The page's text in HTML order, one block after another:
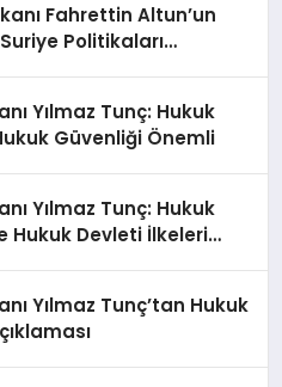
Fahrettin Altun’un
Politikaları
Yılmaz Tunç: Hukuk
Güvenliği Önemli
Yılmaz Tunç: Hukuk
Hukuk Devleti İlkeleri
Yılmaz Tunç’tan Hukuk